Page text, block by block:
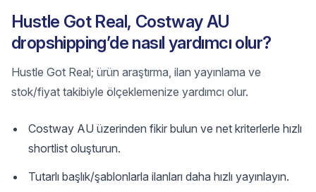
Hustle Got Real, Costway AU
dropshipping’de nasıl yardımcı olur?
Hustle Got Real; ürün araştırma, ilan yayınlama ve
stok/fiyat takibiyle ölçeklemenize yardımcı olur.
Costway AU üzerinden fikir bulun ve net kriterlerle hızlı
shortlist oluşturun.
Tutarlı başlık/şablonlarla ilanları daha hızlı yayınlayın.